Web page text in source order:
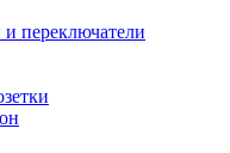
переключатели